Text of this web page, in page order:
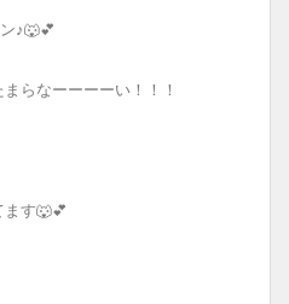
♪🐺💕
らなーーーーい！！！
す🐺💕